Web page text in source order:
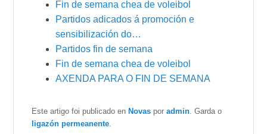
Fin de semana chea de voleibol
Partidos adicados á promoción e
sensibilización do…
Partidos fin de semana
Fin de semana chea de voleibol
AXENDA PARA O FIN DE SEMANA
Este artigo foi publicado enNovas poradmin . Garda o
ligazón permeanente